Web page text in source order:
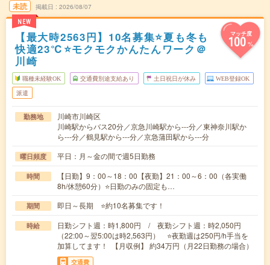
未読
NEW
掲載日 2026/08/07
マッチ度
100%
【最大時2563円】10名募集⭐夏も冬も
快適23℃⭐モクモクかんたんワーク＠
川崎
職種未経験OK 交通費別途支給あり 土日祝日が休み WEB登録OK
派遣
勤務地
川崎市川崎区
川崎駅からバス20分／京急川崎駅から---分／東神奈川駅か
ら---分／鶴見駅から---分／京急蒲田駅から---分
曜日頻度 平日：月～金の間で週5日勤務
時間
【日勤】9：00～18：00【夜勤】21：00～6：00（各実働
8h/休憩60分）⭐日勤のみの固定も…
期間 即日～長期 ⭐約10名募集です！
時給
日勤シフト週：時1,800円 / 夜勤シフト週：時2,050円
（22:00～翌5:00は時2,563円） ⭐夜勤週は250円/h手当を
加算してます！ 【月収例】 約34万円（月22日勤務の場合）
交通費